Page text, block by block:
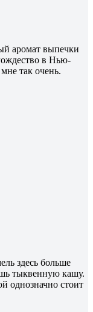
аромат выпечки
в Нью-
так очень.
здесь больше
тыквенную кашу.
однозначно стоит